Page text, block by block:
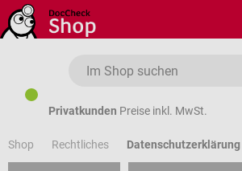
Zum Hauptinhalt springen
Privatkunden Preise inkl. MwSt.
Shop Rechtliches Datenschutzerklärung